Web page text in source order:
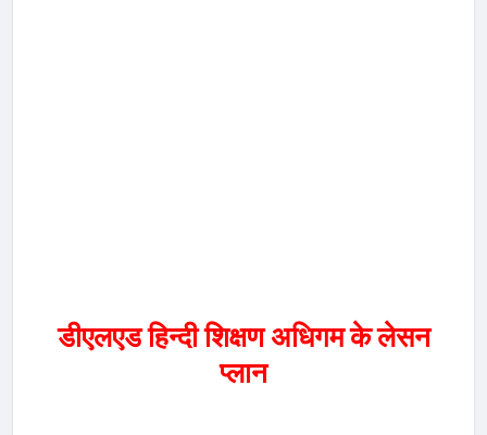
डीएलएड हिन्दी शिक्षण अधिगम के लेसन
प्लान